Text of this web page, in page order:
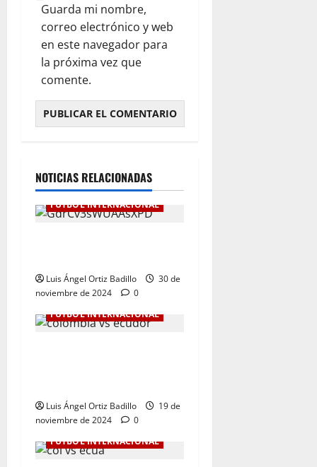
Guarda mi nombre,
correo electrónico y web
en este navegador para
la próxima vez que
comente.
NOTICIAS RELACIONADAS
FÚTBOL INTERNACIONAL
Luis Ángel Ortiz Badillo
30 de
noviembre de 2024
0
FÚTBOL INTERNACIONAL
Luis Ángel Ortiz Badillo
19 de
noviembre de 2024
0
FÚTBOL INTERNACIONAL